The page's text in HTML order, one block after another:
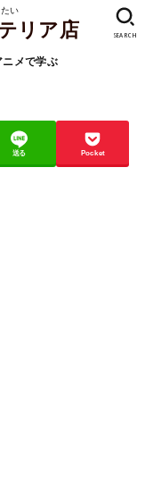
い
リア店
ニメで学ぶ
SEARCH
送る Pocket